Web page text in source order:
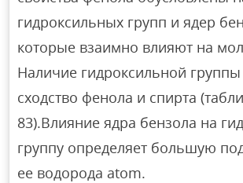
гидроксильных групп и ядер
которые взаимно влияют на
Наличие гидроксильной
сходство фенола и спирта
83).Влияние ядра бензола на
группу определяет большую
ее водорода atom.